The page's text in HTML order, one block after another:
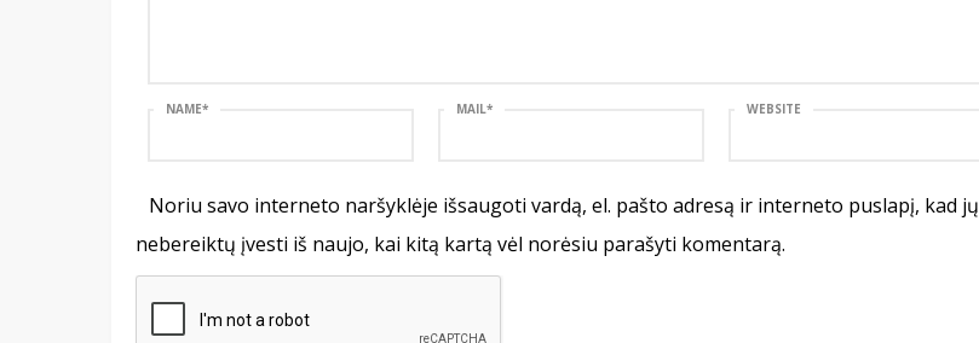
NAME* MAIL* WEBSITE
Noriu savo interneto naršyklėje išsaugoti vardą, el. pašto adresą ir interneto puslapį, kad jų
nebereiktų įvesti iš naujo, kai kitą kartą vėl norėsiu parašyti komentarą.